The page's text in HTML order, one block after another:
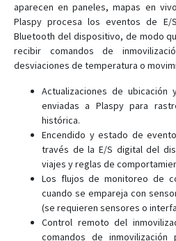
FMC250
FMC640
FMC650
FMC800
FMC880
FMC920
FMM001
FMM003
FMM00A
FMM125
FMM130
aparecen en paneles, mapas en
Plaspy procesa los eventos de
Bluetooth del dispositivo, de modo
recibir comandos de
desviaciones de temperatura o
Actualizaciones de
enviadas a Plaspy para
histórica.
Encendido y estado de
través de la E/S digital del
viajes y reglas de
Los flujos de monitoreo de
cuando se empareja con
(se requieren sensores o
Control remoto del
comandos de